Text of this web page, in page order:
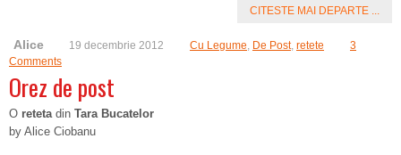
CITESTE MAI DEPARTE ...
Alice 19 decembrie 2012 Cu Legume, De Post, retete
3
Comments
Orez de post
O retetadin Tara Bucatelor
by Alice Ciobanu